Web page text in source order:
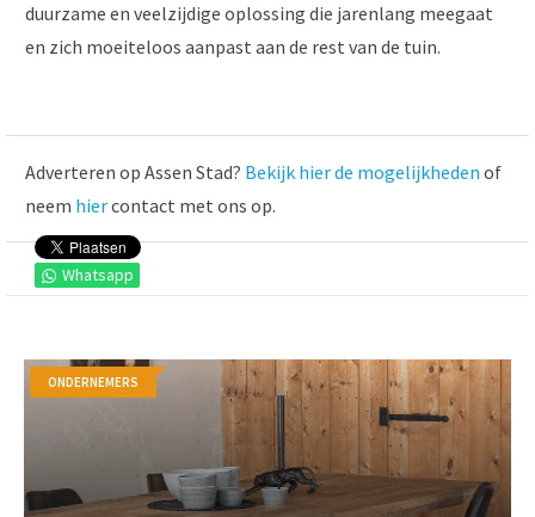
duurzame en veelzijdige oplossing die jarenlang meegaat
en zich moeiteloos aanpast aan de rest van de tuin.
Whatsapp
Adverteren op Assen Stad? Bekijk hier de mogelijkheden of
neem hiercontact met ons op.
ONDERNEMERS